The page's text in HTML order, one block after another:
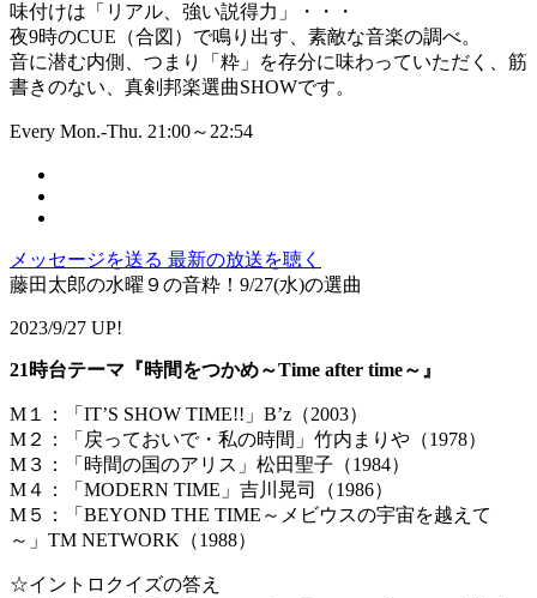
味付けは「リアル、強い説得力」・・・
夜9時のCUE（合図）で鳴り出す、素敵な音楽の調べ。
音に潜む内側、つまり「粋」を存分に味わっていただく、筋
書きのない、真剣邦楽選曲SHOWです。
Every Mon.-Thu. 21:00～22:54
メッセージを送る 最新の放送を聴く
藤田太郎の水曜９の音粋！9/27(水)の選曲
2023/9/27 UP!
21時台テーマ『時間をつかめ～Time after time～』
M１：「IT’S SHOW TIME!!」B’z（2003）
M２：「戻っておいで・私の時間」竹内まりや（1978）
M３：「時間の国のアリス」松田聖子（1984）
M４：「MODERN TIME」吉川晃司（1986）
M５：「BEYOND THE TIME～メビウスの宇宙を越えて
～」TM NETWORK（1988）
☆イントロクイズの答え